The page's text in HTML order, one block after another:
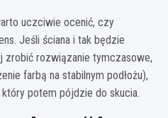
uczciwie ocenić, czy
Jeśli ściana i tak będzie
zrobić rozwiązanie tymczasowe,
farbą na stabilnym podłożu),
potem pójdzie do skucia.